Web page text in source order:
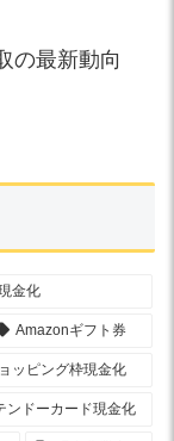
の最新動向
金化
Amazonギフト券
ッピング枠現金化
ンドーカード現金化